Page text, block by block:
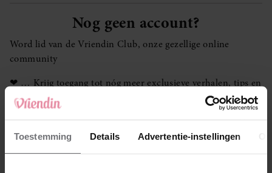
Toestemming Details Advertentie-instellingen
Nog geen account?
Word lid van de Vriendin Club, onze gezellige online
community
❤ … Krijg toegang tot nóg meer exclusieve verhalen, tips en
lekkere recepten
❤ … Test gratis producten in de Testlounge en review de
❤ … Profiteer van winacties en extra korting in de webshop
Shopjefavoriet.nl